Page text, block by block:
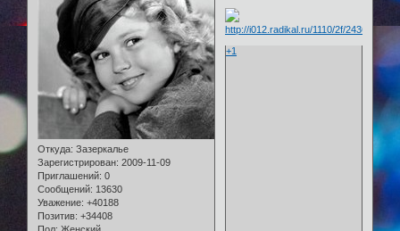
Откуда: Зазеркалье
Зарегистрирован: 2009-11-09
Приглашений: 0
Сообщений: 13630
Уважение: +40188
Позитив: +34408
+1